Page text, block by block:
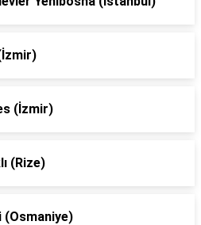
(İzmir)
(Rize)
(Osmaniye)